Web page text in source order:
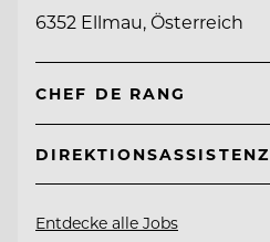
6352 Ellmau, Österreich
CHEF DE RANG
Entdecke alle Jobs